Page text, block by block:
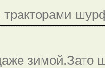
тракторами
зимой.Зато